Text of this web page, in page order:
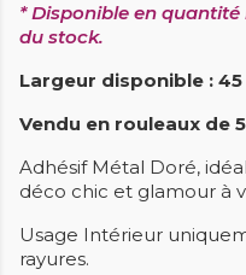
* Disponible en
du stock.
Largeur disponible : 45
Vendu en rouleaux de
Adhésif Métal Doré,
déco chic et glamour à
Usage Intérieur
rayures.